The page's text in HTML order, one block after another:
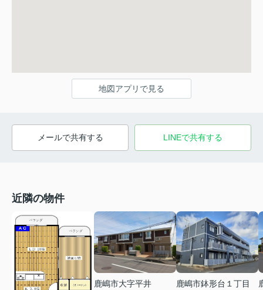
地図アプリで見る
メールで共有する LINEで共有する
近隣の物件
鹿嶋市大字平井
鹿嶋市鉢形台１丁目